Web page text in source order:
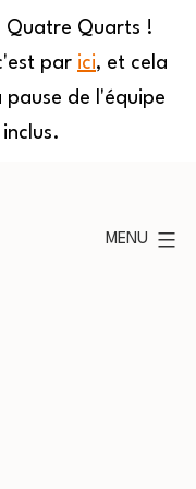
Quatre Quarts !
par ici, et cela
de l'équipe
MENU